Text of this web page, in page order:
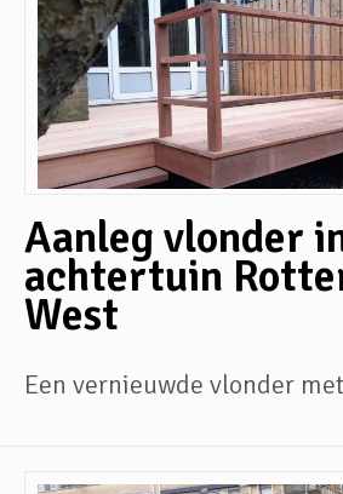
Aanleg vlonder
achtertuin
West
Een vernieuwde vlonder